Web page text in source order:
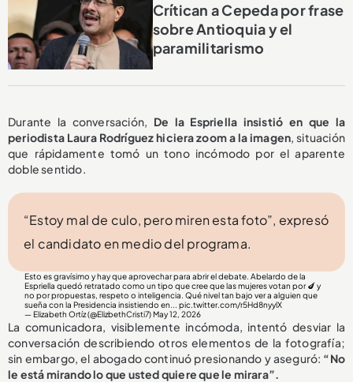
Crítican a Cepeda por frase
sobre Antioquia y el
paramilitarismo
Durante la conversación, De la Espriella insistió en que la
periodista Laura Rodríguez hiciera zoom a la imagen , situación
que rápidamente tomó un tono incómodo por el aparente
doble sentido.
“Estoy mal de culo, pero miren esta foto”, expresó
el candidato en medio del programa.
Esto es gravísimo y hay que aprovechar para abrir el debate. Abelardo de la
Espriella quedó retratado como un tipo que cree que las mujeres votan por 🍆 y
no por propuestas, respeto o inteligencia. Qué nivel tan bajo ver a alguien que
sueña con la Presidencia insistiendo en...pic.twitter.com/r5Hd8nyylX
— Elizabeth Ortíz (@ElizbethCristi7)May 12, 2026
La comunicadora, visiblemente incómoda, intentó desviar la
conversación describiendo otros elementos de la fotografía;
sin embargo, el abogado continuó presionando y aseguró: “No
le está mirando lo que usted quiere que le mirara”.